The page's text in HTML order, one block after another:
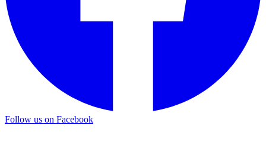
Follow us on Facebook